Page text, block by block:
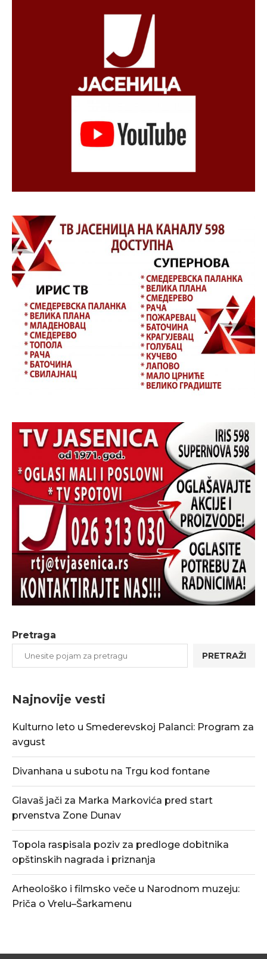
Pretraga
PRETRAŽI
Najnovije vesti
Kulturno leto u Smederevskoj Palanci: Program za
avgust
Divanhana u subotu na Trgu kod fontane
Glavaš jači za Marka Markovića pred start
prvenstva Zone Dunav
Topola raspisala poziv za predloge dobitnika
opštinskih nagrada i priznanja
Arheološko i filmsko veče u Narodnom muzeju:
Priča o Vrelu–Šarkamenu